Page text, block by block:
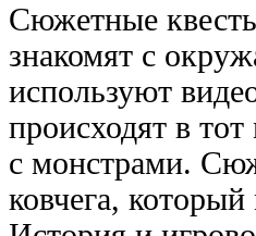
Сюжетные
знакомят с
используют
происходят в
с монстрами.
ковчега,